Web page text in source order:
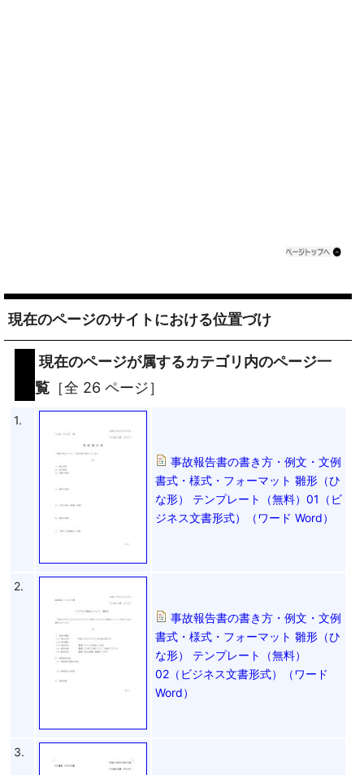
現在のページのサイトにおける位置づけ
現在のページが属するカテゴリ内のページ一
覧 ［全 26 ページ］
1.
事故報告書の書き方・例文・文例
書式・様式・フォーマット 雛形（ひ
な形） テンプレート（無料）01（ビ
ジネス文書形式）（ワード Word）
2.
事故報告書の書き方・例文・文例
書式・様式・フォーマット 雛形（ひ
な形） テンプレート（無料）
02（ビジネス文書形式）（ワード
Word）
3.